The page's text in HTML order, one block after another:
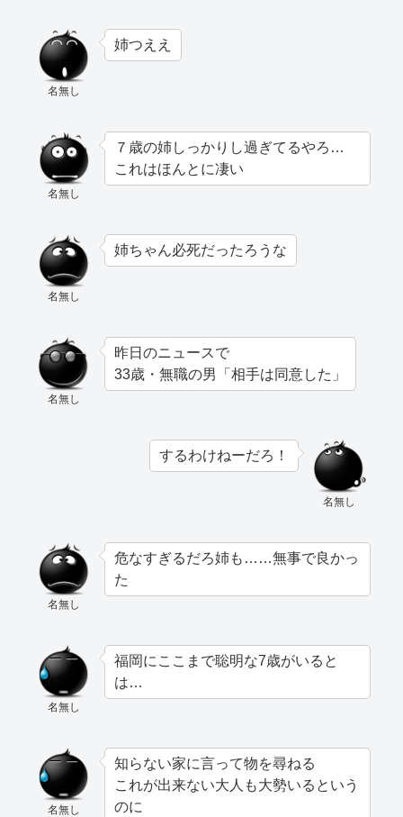
名無し
姉つええ
名無し
７歳の姉しっかりし過ぎてるやろ…
これはほんとに凄い
名無し
姉ちゃん必死だったろうな
名無し
昨日のニュースで
33歳・無職の男「相手は同意した」
名無し
するわけねーだろ！
名無し
危なすぎるだろ姉も……無事で良かっ
た
名無し
福岡にここまで聡明な7歳がいると
は…
名無し
知らない家に言って物を尋ねる
これが出来ない大人も大勢いるという
のに